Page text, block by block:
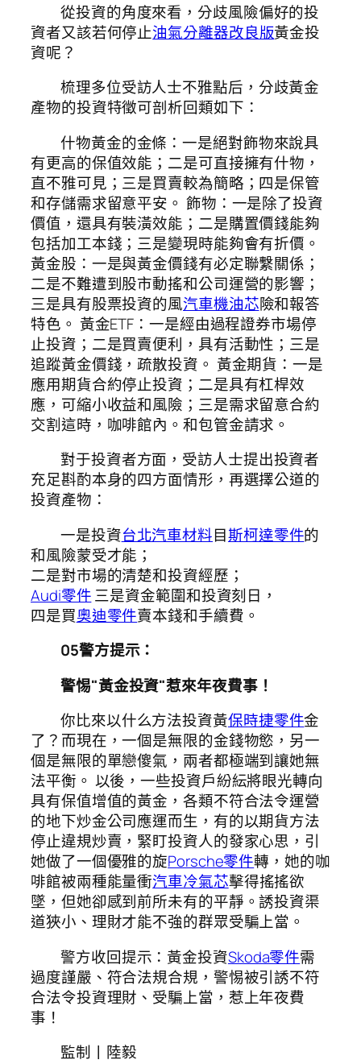
從投資的角度來看，分歧風險偏好的投
資者又該若何停止油氣分離器改良版黃金投
資呢？
梳理多位受訪人士不雅點后，分歧黃金
產物的投資特徵可剖析回類如下：
什物黃金的金條：一是絕對飾物來說具
有更高的保值效能；二是可直接擁有什物，
直不雅可見；三是買賣較為簡略；四是保管
和存儲需求留意平安。 飾物：一是除了投資
價值，還具有裝潢效能；二是購置價錢能夠
包括加工本錢；三是變現時能夠會有折價。
黃金股：一是與黃金價錢有必定聯繫關係；
二是不難遭到股市動搖和公司運營的影響；
三是具有股票投資的風汽車機油芯險和報答
特色。 黃金ETF：一是經由過程證券市場停
止投資；二是買賣便利，具有活動性；三是
追蹤黃金價錢，疏散投資。 黃金期貨：一是
應用期貨合約停止投資；二是具有杠桿效
應，可縮小收益和風險；三是需求留意合約
交割這時，咖啡館內。和包管金請求。
對于投資者方面，受訪人士提出投資者
充足斟酌本身的四方面情形，再選擇公道的
投資產物：
一是投資台北汽車材料目斯柯達零件的
和風險蒙受才能；
二是對市場的清楚和投資經歷；
Audi零件三是資金範圍和投資刻日，
四是買奧迪零件賣本錢和手續費。
05警方提示：
警惕"黃金投資"惹來年夜費事！
你比來以什么方法投資黃保時捷零件金
了？而現在，一個是無限的金錢物慾，另一
個是無限的單戀傻氣，兩者都極端到讓她無
法平衡。 以後，一些投資戶紛紜將眼光轉向
具有保值增值的黃金，各類不符合法令運營
的地下炒金公司應運而生，有的以期貨方法
停止違規炒賣，緊盯投資人的發家心思，引
她做了一個優雅的旋Porsche零件轉，她的咖
啡館被兩種能量衝汽車冷氣芯擊得搖搖欲
墜，但她卻感到前所未有的平靜。誘投資渠
道狹小、理財才能不強的群眾受騙上當。
警方收回提示：黃金投資Skoda零件需
過度謹嚴、符合法規合規，警惕被引誘不符
合法令投資理財、受騙上當，惹上年夜費
事！
監制丨陸毅